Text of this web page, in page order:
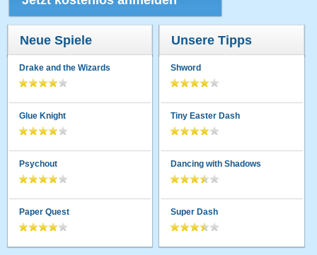
Neue Spiele
Drake and the Wizards
Glue Knight
Psychout
Paper Quest
Unsere Tipps
Shword
Tiny Easter Dash
Dancing with Shadows
Super Dash